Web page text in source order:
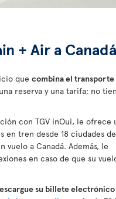
+ Air a Canadá
que combina el transporte
reserva y una tarifa; no
con TGV inOui, le ofrece
en tren desde 18 ciudades
vuelo a Canadá. Además, le
en caso de que su
su billete electrónico